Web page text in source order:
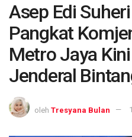
Asep Edi
Pangkat
Metro Jaya
Jenderal
oleh Tresyana Bulan